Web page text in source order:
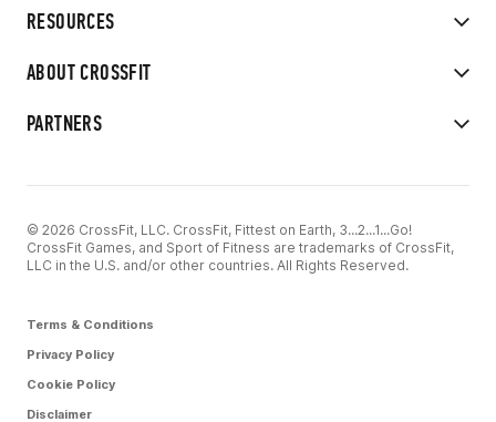
RESOURCES
ABOUT CROSSFIT
PARTNERS
© 2026 CrossFit, LLC. CrossFit, Fittest on Earth, 3...2...1...Go!
CrossFit Games, and Sport of Fitness are trademarks of CrossFit,
LLC in the U.S. and/or other countries. All Rights Reserved.
Terms & Conditions
Privacy Policy
Cookie Policy
Disclaimer